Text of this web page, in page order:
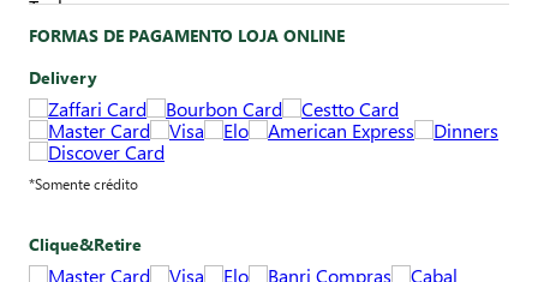
FORMAS DE PAGAMENTO LOJA ONLINE
Delivery
*Somente crédito
Clique&Retire